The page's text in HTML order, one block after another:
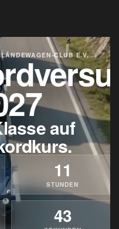
CLUB E.V.
auf
11
STUNDEN
39